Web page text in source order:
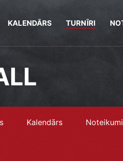
KALENDĀRS TURNĪRI
Kalendārs Noteikumi